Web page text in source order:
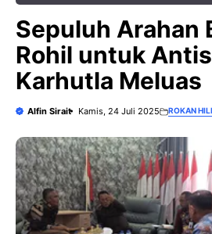
Sepuluh Arahan
Rohil untuk
Karhutla Meluas
Alfin Sirait Kamis, 24 Juli 2025 ROKAN